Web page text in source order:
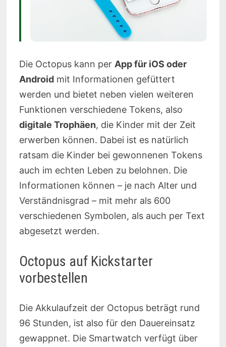
Die Octopus kann per App für iOS oder
Androidmit Informationen gefüttert
werden und bietet neben vielen weiteren
Funktionen verschiedene Tokens, also
digitale Trophäen, die Kinder mit der Zeit
erwerben können. Dabei ist es natürlich
ratsam die Kinder bei gewonnenen Tokens
auch im echten Leben zu belohnen. Die
Informationen können – je nach Alter und
Verständnisgrad – mit mehr als 600
verschiedenen Symbolen, als auch per Text
abgesetzt werden.
Octopus auf Kickstarter
vorbestellen
Die Akkulaufzeit der Octopus beträgt rund
96 Stunden, ist also für den Dauereinsatz
gewappnet. Die Smartwatch verfügt über